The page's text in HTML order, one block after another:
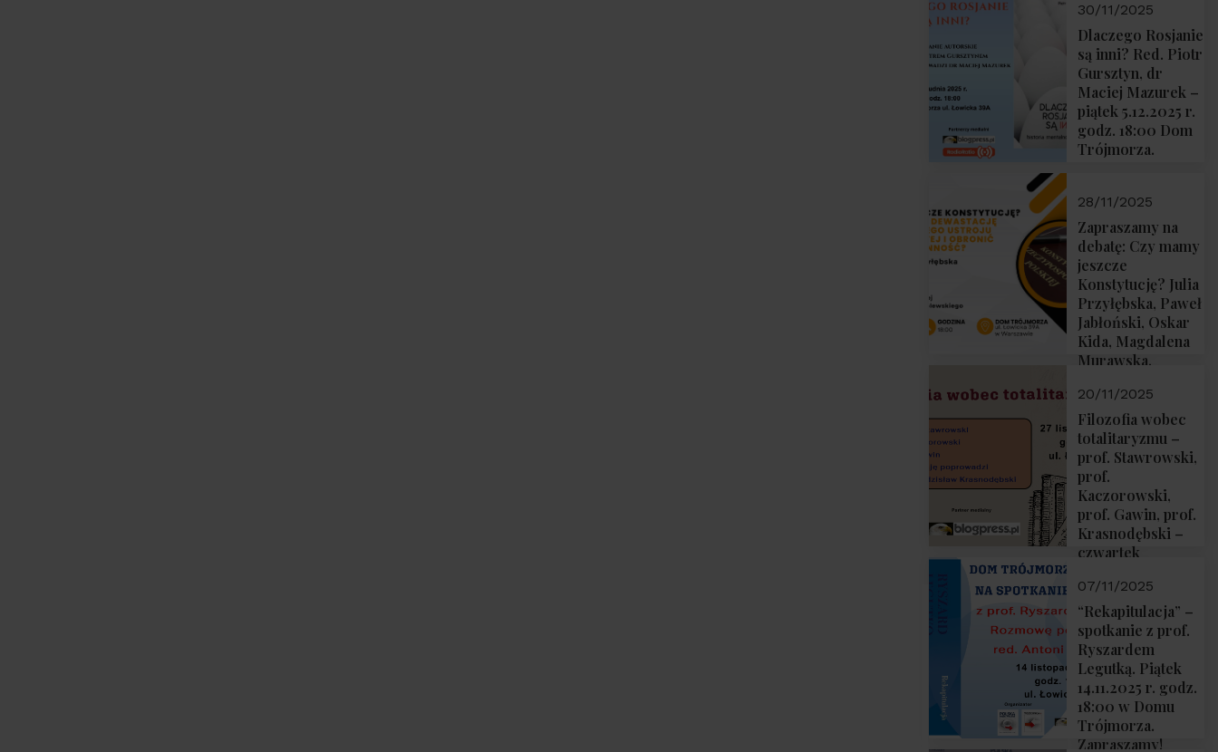
Muzeum
Żołnierzy
Wyklętych i
Więźniów
Politycznych PRL
o godz. 16:00 – 19
grudnia 2025 r.
30/11/2025
Dlaczego Rosjanie
są inni? Red. Piotr
Gursztyn, dr
Maciej Mazurek –
piątek 5.12.2025 r.
godz. 18:00 Dom
Trójmorza.
28/11/2025
Zapraszamy na
debatę: Czy mamy
jeszcze
Konstytucję? Julia
Przyłębska, Paweł
Jabłoński, Oskar
Kida, Magdalena
Murawska,
Sobolewski – 4
grudnia 2025 r.
godz. 18:00.
20/11/2025
Filozofia wobec
totalitaryzmu –
prof. Stawrowski,
prof.
Kaczorowski,
prof. Gawin, prof.
Krasnodębski –
czwartek
18:00
07/11/2025
“Rekapitulacja” –
spotkanie z prof.
Ryszardem
Legutką. Piątek
14.11.2025 r. godz.
18:00 w Domu
Trójmorza.
Zapraszamy!